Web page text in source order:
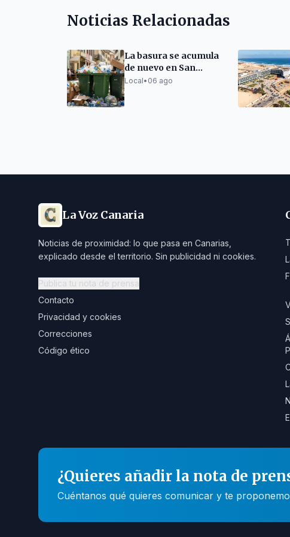
Noticias Relacionadas
La basura se acumula
de nuevo en San
Bartolomé de Tirajana
Local• 06 ago
La Voz Canaria
Noticias de proximidad: lo que pasa en Canarias,
explicado desde el territorio. Sin publicidad ni cookies.
Publica tu nota de prensa
Contacto
Privacidad y cookies
Correcciones
Código ético
¿Quieres añadir la nota de
Cuéntanos qué quieres comunicar y te